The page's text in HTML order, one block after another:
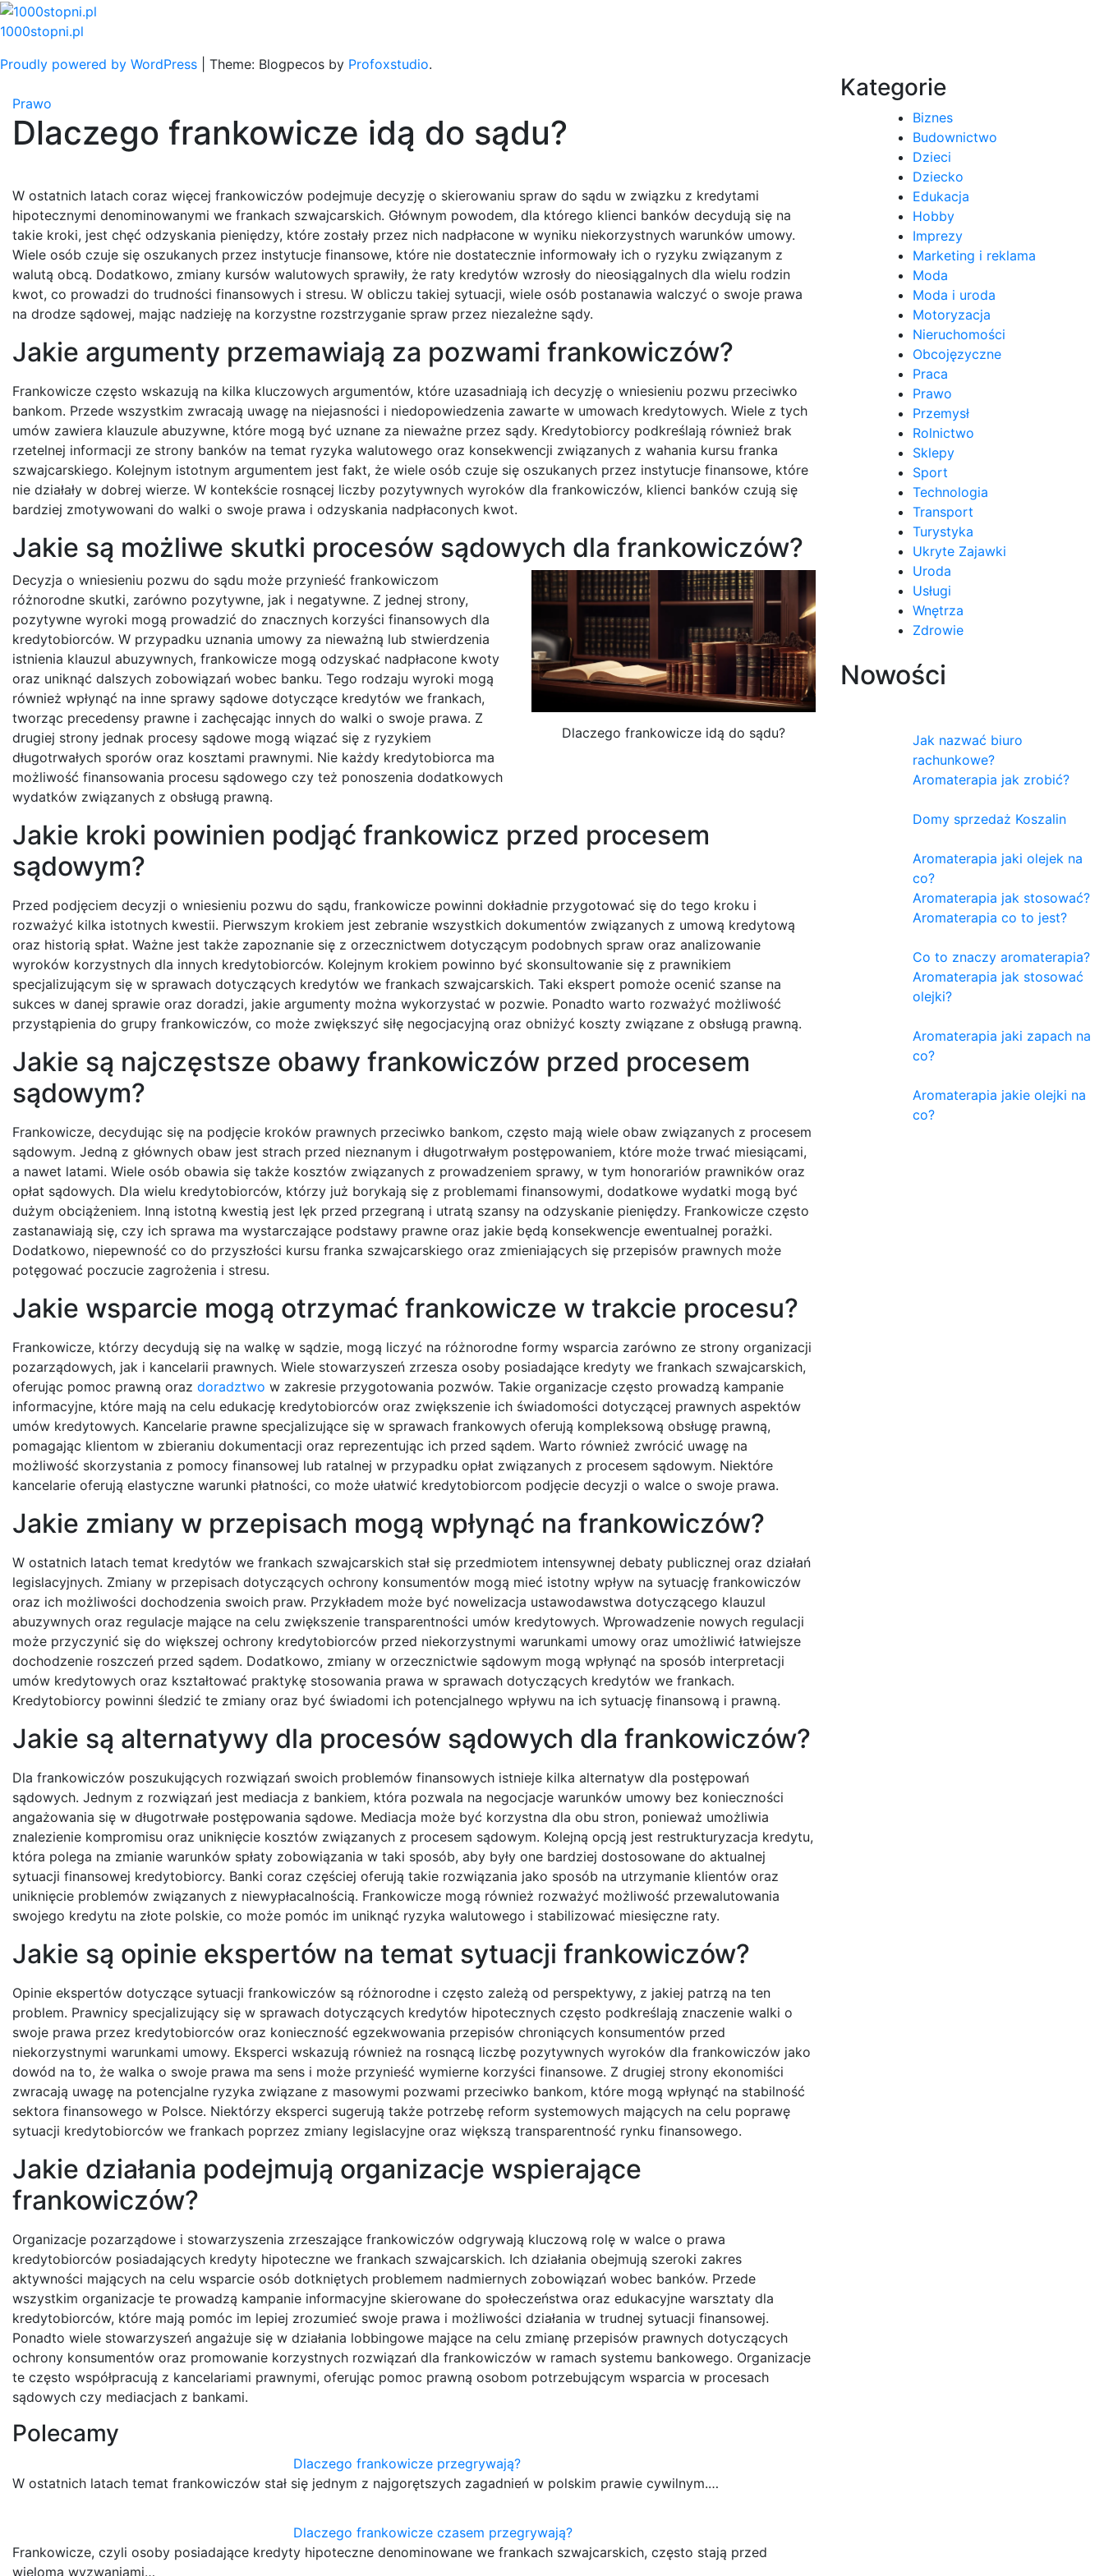
Skip
to
1000stopni.pl
Proudly powered by WordPress
Theme: Blogpecos by Profoxstudio.
Prawo
Dlaczego frankowicze idą do sądu?
W ostatnich latach coraz więcej frankowiczów podejmuje decyzję o skierowaniu spraw do sądu w związku z kredytami
hipotecznymi denominowanymi we frankach szwajcarskich. Głównym powodem, dla którego klienci banków decydują się na
takie kroki, jest chęć odzyskania pieniędzy, które zostały przez nich nadpłacone w wyniku niekorzystnych warunków umowy.
Wiele osób czuje się oszukanych przez instytucje finansowe, które nie dostatecznie informowały ich o ryzyku związanym z
walutą obcą. Dodatkowo, zmiany kursów walutowych sprawiły, że raty kredytów wzrosły do nieosiągalnych dla wielu rodzin
kwot, co prowadzi do trudności finansowych i stresu. W obliczu takiej sytuacji, wiele osób postanawia walczyć o swoje prawa
na drodze sądowej, mając nadzieję na korzystne rozstrzyganie spraw przez niezależne sądy.
Jakie argumenty przemawiają za pozwami frankowiczów?
Frankowicze często wskazują na kilka kluczowych argumentów, które uzasadniają ich decyzję o wniesieniu pozwu przeciwko
bankom. Przede wszystkim zwracają uwagę na niejasności i niedopowiedzenia zawarte w umowach kredytowych. Wiele z tych
umów zawiera klauzule abuzywne, które mogą być uznane za nieważne przez sądy. Kredytobiorcy podkreślają również brak
rzetelnej informacji ze strony banków na temat ryzyka walutowego oraz konsekwencji związanych z wahania kursu franka
szwajcarskiego. Kolejnym istotnym argumentem jest fakt, że wiele osób czuje się oszukanych przez instytucje finansowe, które
nie działały w dobrej wierze. W kontekście rosnącej liczby pozytywnych wyroków dla frankowiczów, klienci banków czują się
bardziej zmotywowani do walki o swoje prawa i odzyskania nadpłaconych kwot.
Jakie są możliwe skutki procesów sądowych dla frankowiczów?
Dlaczego frankowicze idą do sądu?
Decyzja o wniesieniu pozwu do sądu może przynieść frankowiczom
różnorodne skutki, zarówno pozytywne, jak i negatywne. Z jednej strony,
pozytywne wyroki mogą prowadzić do znacznych korzyści finansowych dla
kredytobiorców. W przypadku uznania umowy za nieważną lub stwierdzenia
istnienia klauzul abuzywnych, frankowicze mogą odzyskać nadpłacone kwoty
oraz uniknąć dalszych zobowiązań wobec banku. Tego rodzaju wyroki mogą
również wpłynąć na inne sprawy sądowe dotyczące kredytów we frankach,
tworząc precedensy prawne i zachęcając innych do walki o swoje prawa. Z
drugiej strony jednak procesy sądowe mogą wiązać się z ryzykiem
długotrwałych sporów oraz kosztami prawnymi. Nie każdy kredytobiorca ma
możliwość finansowania procesu sądowego czy też ponoszenia dodatkowych
wydatków związanych z obsługą prawną.
Jakie kroki powinien podjąć frankowicz przed procesem
sądowym?
Przed podjęciem decyzji o wniesieniu pozwu do sądu, frankowicze powinni dokładnie przygotować się do tego kroku i
rozważyć kilka istotnych kwestii. Pierwszym krokiem jest zebranie wszystkich dokumentów związanych z umową kredytową
oraz historią spłat. Ważne jest także zapoznanie się z orzecznictwem dotyczącym podobnych spraw oraz analizowanie
wyroków korzystnych dla innych kredytobiorców. Kolejnym krokiem powinno być skonsultowanie się z prawnikiem
specjalizującym się w sprawach dotyczących kredytów we frankach szwajcarskich. Taki ekspert pomoże ocenić szanse na
sukces w danej sprawie oraz doradzi, jakie argumenty można wykorzystać w pozwie. Ponadto warto rozważyć możliwość
przystąpienia do grupy frankowiczów, co może zwiększyć siłę negocjacyjną oraz obniżyć koszty związane z obsługą prawną.
Jakie są najczęstsze obawy frankowiczów przed procesem
sądowym?
Frankowicze, decydując się na podjęcie kroków prawnych przeciwko bankom, często mają wiele obaw związanych z procesem
sądowym. Jedną z głównych obaw jest strach przed nieznanym i długotrwałym postępowaniem, które może trwać miesiącami,
a nawet latami. Wiele osób obawia się także kosztów związanych z prowadzeniem sprawy, w tym honorariów prawników oraz
opłat sądowych. Dla wielu kredytobiorców, którzy już borykają się z problemami finansowymi, dodatkowe wydatki mogą być
dużym obciążeniem. Inną istotną kwestią jest lęk przed przegraną i utratą szansy na odzyskanie pieniędzy. Frankowicze często
zastanawiają się, czy ich sprawa ma wystarczające podstawy prawne oraz jakie będą konsekwencje ewentualnej porażki.
Dodatkowo, niepewność co do przyszłości kursu franka szwajcarskiego oraz zmieniających się przepisów prawnych może
potęgować poczucie zagrożenia i stresu.
Jakie wsparcie mogą otrzymać frankowicze w trakcie procesu?
Frankowicze, którzy decydują się na walkę w sądzie, mogą liczyć na różnorodne formy wsparcia zarówno ze strony organizacji
pozarządowych, jak i kancelarii prawnych. Wiele stowarzyszeń zrzesza osoby posiadające kredyty we frankach szwajcarskich,
oferując pomoc prawną oraz doradztwo w zakresie przygotowania pozwów. Takie organizacje często prowadzą kampanie
informacyjne, które mają na celu edukację kredytobiorców oraz zwiększenie ich świadomości dotyczącej prawnych aspektów
umów kredytowych. Kancelarie prawne specjalizujące się w sprawach frankowych oferują kompleksową obsługę prawną,
pomagając klientom w zbieraniu dokumentacji oraz reprezentując ich przed sądem. Warto również zwrócić uwagę na
możliwość skorzystania z pomocy finansowej lub ratalnej w przypadku opłat związanych z procesem sądowym. Niektóre
kancelarie oferują elastyczne warunki płatności, co może ułatwić kredytobiorcom podjęcie decyzji o walce o swoje prawa.
Jakie zmiany w przepisach mogą wpłynąć na frankowiczów?
W ostatnich latach temat kredytów we frankach szwajcarskich stał się przedmiotem intensywnej debaty publicznej oraz działań
legislacyjnych. Zmiany w przepisach dotyczących ochrony konsumentów mogą mieć istotny wpływ na sytuację frankowiczów
oraz ich możliwości dochodzenia swoich praw. Przykładem może być nowelizacja ustawodawstwa dotyczącego klauzul
abuzywnych oraz regulacje mające na celu zwiększenie transparentności umów kredytowych. Wprowadzenie nowych regulacji
może przyczynić się do większej ochrony kredytobiorców przed niekorzystnymi warunkami umowy oraz umożliwić łatwiejsze
dochodzenie roszczeń przed sądem. Dodatkowo, zmiany w orzecznictwie sądowym mogą wpłynąć na sposób interpretacji
umów kredytowych oraz kształtować praktykę stosowania prawa w sprawach dotyczących kredytów we frankach.
Kredytobiorcy powinni śledzić te zmiany oraz być świadomi ich potencjalnego wpływu na ich sytuację finansową i prawną.
Jakie są alternatywy dla procesów sądowych dla frankowiczów?
Dla frankowiczów poszukujących rozwiązań swoich problemów finansowych istnieje kilka alternatyw dla postępowań
sądowych. Jednym z rozwiązań jest mediacja z bankiem, która pozwala na negocjacje warunków umowy bez konieczności
angażowania się w długotrwałe postępowania sądowe. Mediacja może być korzystna dla obu stron, ponieważ umożliwia
znalezienie kompromisu oraz uniknięcie kosztów związanych z procesem sądowym. Kolejną opcją jest restrukturyzacja kredytu,
która polega na zmianie warunków spłaty zobowiązania w taki sposób, aby były one bardziej dostosowane do aktualnej
sytuacji finansowej kredytobiorcy. Banki coraz częściej oferują takie rozwiązania jako sposób na utrzymanie klientów oraz
uniknięcie problemów związanych z niewypłacalnością. Frankowicze mogą również rozważyć możliwość przewalutowania
swojego kredytu na złote polskie, co może pomóc im uniknąć ryzyka walutowego i stabilizować miesięczne raty.
Jakie są opinie ekspertów na temat sytuacji frankowiczów?
Opinie ekspertów dotyczące sytuacji frankowiczów są różnorodne i często zależą od perspektywy, z jakiej patrzą na ten
problem. Prawnicy specjalizujący się w sprawach dotyczących kredytów hipotecznych często podkreślają znaczenie walki o
swoje prawa przez kredytobiorców oraz konieczność egzekwowania przepisów chroniących konsumentów przed
niekorzystnymi warunkami umowy. Eksperci wskazują również na rosnącą liczbę pozytywnych wyroków dla frankowiczów jako
dowód na to, że walka o swoje prawa ma sens i może przynieść wymierne korzyści finansowe. Z drugiej strony ekonomiści
zwracają uwagę na potencjalne ryzyka związane z masowymi pozwami przeciwko bankom, które mogą wpłynąć na stabilność
sektora finansowego w Polsce. Niektórzy eksperci sugerują także potrzebę reform systemowych mających na celu poprawę
sytuacji kredytobiorców we frankach poprzez zmiany legislacyjne oraz większą transparentność rynku finansowego.
Jakie działania podejmują organizacje wspierające
frankowiczów?
Organizacje pozarządowe i stowarzyszenia zrzeszające frankowiczów odgrywają kluczową rolę w walce o prawa
kredytobiorców posiadających kredyty hipoteczne we frankach szwajcarskich. Ich działania obejmują szeroki zakres
aktywności mających na celu wsparcie osób dotkniętych problemem nadmiernych zobowiązań wobec banków. Przede
wszystkim organizacje te prowadzą kampanie informacyjne skierowane do społeczeństwa oraz edukacyjne warsztaty dla
kredytobiorców, które mają pomóc im lepiej zrozumieć swoje prawa i możliwości działania w trudnej sytuacji finansowej.
Ponadto wiele stowarzyszeń angażuje się w działania lobbingowe mające na celu zmianę przepisów prawnych dotyczących
ochrony konsumentów oraz promowanie korzystnych rozwiązań dla frankowiczów w ramach systemu bankowego. Organizacje
te często współpracują z kancelariami prawnymi, oferując pomoc prawną osobom potrzebującym wsparcia w procesach
sądowych czy mediacjach z bankami.
Polecamy
Dlaczego frankowicze przegrywają?
W ostatnich latach temat frankowiczów stał się jednym z najgorętszych zagadnień w polskim prawie cywilnym.…
Dlaczego frankowicze czasem przegrywają?
Frankowicze, czyli osoby posiadające kredyty hipoteczne denominowane we frankach szwajcarskich, często stają przed
wieloma wyzwaniami…
Kategorie
Biznes
Budownictwo
Dzieci
Dziecko
Edukacja
Hobby
Imprezy
Marketing i reklama
Moda
Moda i uroda
Motoryzacja
Nieruchomości
Obcojęzyczne
Praca
Prawo
Przemysł
Rolnictwo
Sklepy
Sport
Technologia
Transport
Turystyka
Ukryte Zajawki
Uroda
Usługi
Wnętrza
Zdrowie
Nowości
Jak nazwać biuro
rachunkowe?
Aromaterapia jak zrobić?
Domy sprzedaż Koszalin
Aromaterapia jaki olejek na
co?
Aromaterapia jak stosować?
Aromaterapia co to jest?
Co to znaczy aromaterapia?
Aromaterapia jak stosować
olejki?
Aromaterapia jaki zapach na
co?
Aromaterapia jakie olejki na
co?